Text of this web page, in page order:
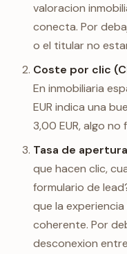
valoracion
conecta. Por
o el titular no
Coste por clic
En inmobiliaria
EUR indica una
3,00 EUR, algo no
Tasa de
que hacen clic,
formulario de
que la
coherente. Por
desconexion